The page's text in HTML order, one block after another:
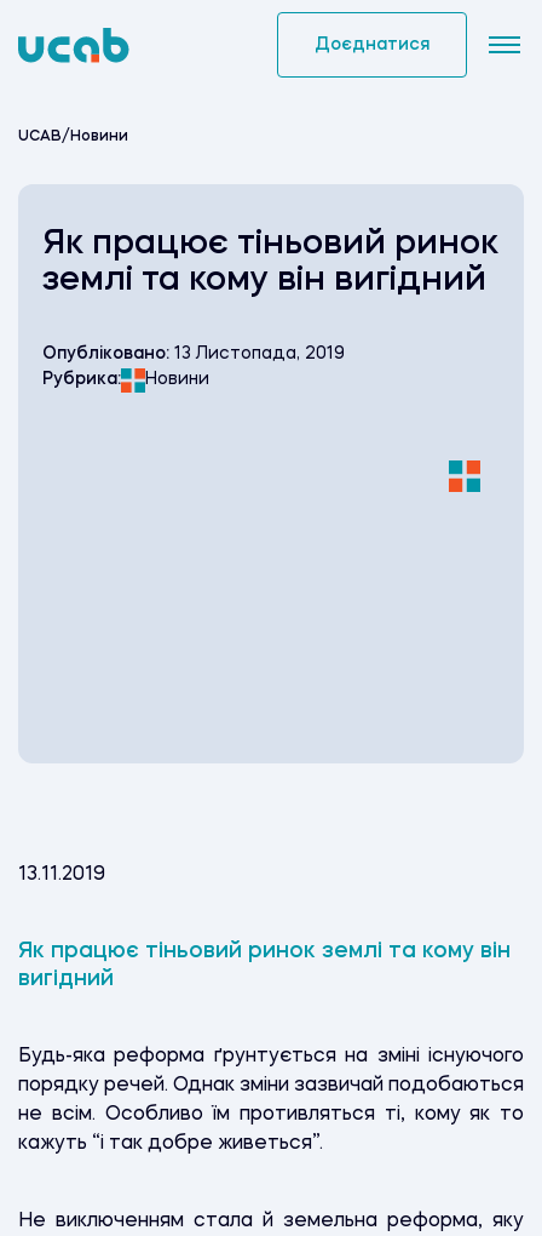
to
Доєднатися
UCAB/ Новини
Як працює тіньовий ринок
землі та кому він вигідний
Опубліковано: 13 Листопада, 2019
Рубрика:
Новини
13.11.2019
Як працює тіньовий ринок землі та кому він
вигідний
Будь-яка реформа ґрунтується на зміні існуючого
порядку речей. Однак зміни зазвичай подобаються
не всім. Особливо їм противляться ті, кому як то
кажуть “і так добре живеться”.
Не виключенням стала й земельна реформа, яку